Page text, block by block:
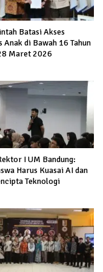
Batasi Akses
Anak di Bawah 16 Tahun
Maret 2026
I UM Bandung:
Harus Kuasai AI dan
Teknologi